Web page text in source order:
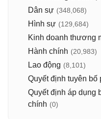
Dân sự (348,068)
Hình sự (129,684)
Kinh doanh thương
Hành chính (20,983)
Lao động (8,101)
Quyết định tuyên bố
Quyết định áp dụng
chính (0)